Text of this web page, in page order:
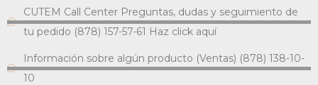
CUTEM Call Center Preguntas, dudas y seguimiento de
tu pedido (878) 157-57-61 Haz click aquí
Información sobre algún producto (Ventas) (878) 138-10-
10